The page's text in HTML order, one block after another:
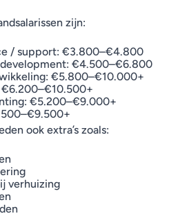
zijn:
/ support: €3.800–€4.800
development: €4.500–€6.800
€5.800–€10.000+
€5.200–€9.000+
ook extra’s zoals:
verhuizing